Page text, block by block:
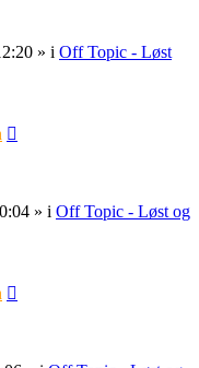
» i Off Topic - Løst
» i Off Topic - Løst og